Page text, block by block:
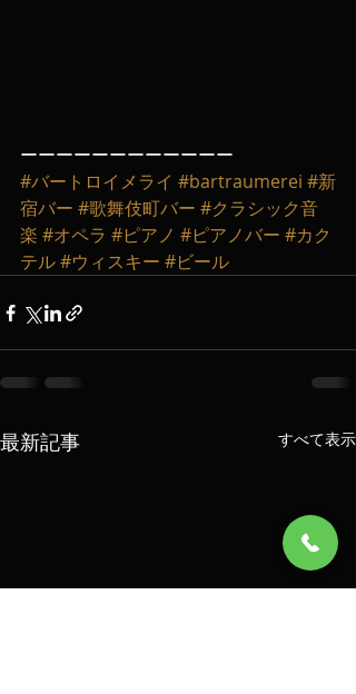
ーーーーーーーーーーーー
#バートロイメライ #bartraumerei #新
宿バー #歌舞伎町バー #クラシック音
楽 #オペラ #ピアノ #ピアノバー #カク
テル#ウィスキー #ビール
最新記事 すべて表示